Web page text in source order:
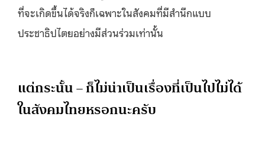
ที่จะเกิดขึ้นได้จริงก็เฉพาะในสังคมที่มีสำนึกแบบ
ประชาธิปไตยอย่างมีส่วนร่วมเท่านั้น
แต่กระนั้น – ก็ไม่น่าเป็นเรื่องที่เป็นไปไม่ได้
ในสังคมไทยหรอกนะครับ